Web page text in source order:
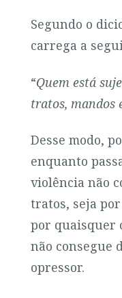
Segundo o
carrega a
“Quem está
tratos, mandos
Desse modo,
enquanto
violência não
tratos, seja
por quaisquer
não consegue
opressor.